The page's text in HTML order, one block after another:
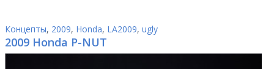
Концепты, 2009, Honda, LA2009, ugly
2009 Honda P-NUT